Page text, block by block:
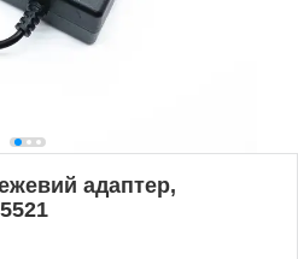
адаптер,